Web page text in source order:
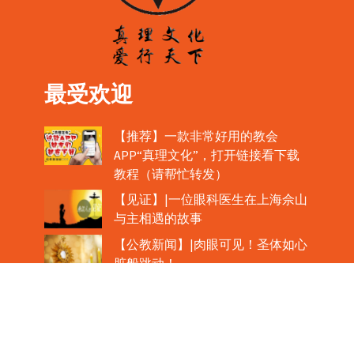
最受欢迎
【推荐】一款非常好用的教会
APP“真理文化”，打开链接看下载
教程（请帮忙转发）
【见证】|一位眼科医生在上海佘山
与主相遇的故事
【公教新闻】|肉眼可见！圣体如心
脏般跳动！